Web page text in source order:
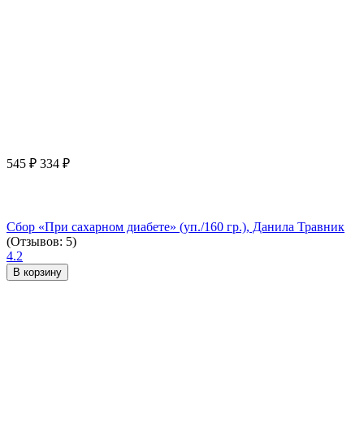
545 ₽ 334 ₽
Сбор «При сахарном диабете» (уп./160 гр.), Данила Травник
(Отзывов: 5)
4.2
В корзину